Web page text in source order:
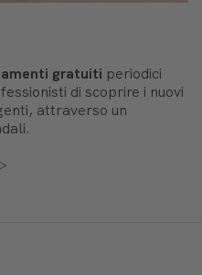
gratuiti periodici
di scoprire i nuovi
attraverso un